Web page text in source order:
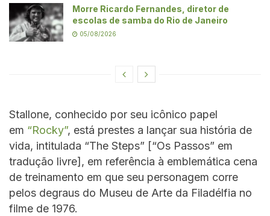
Morre Ricardo Fernandes, diretor de
escolas de samba do Rio de Janeiro
05/08/2026
Stallone, conhecido por seu icônico papel
em “Rocky”, está prestes a lançar sua história de
vida, intitulada “The Steps” [“Os Passos” em
tradução livre], em referência à emblemática cena
de treinamento em que seu personagem corre
pelos degraus do Museu de Arte da Filadélfia no
filme de 1976.